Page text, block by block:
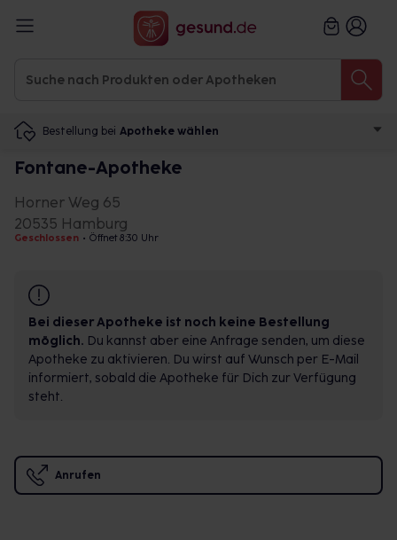
Bestellung bei Apotheke wählen
Fontane-Apotheke
Horner Weg 65
20535 Hamburg
Geschlossen • Öffnet 8:30 Uhr
Bei dieser Apotheke ist noch keine Bestellung
möglich. Du kannst aber eine Anfrage senden, um diese
Apotheke zu aktivieren. Du wirst auf Wunsch per E-Mail
informiert, sobald die Apotheke für Dich zur Verfügung
steht.
Anrufen